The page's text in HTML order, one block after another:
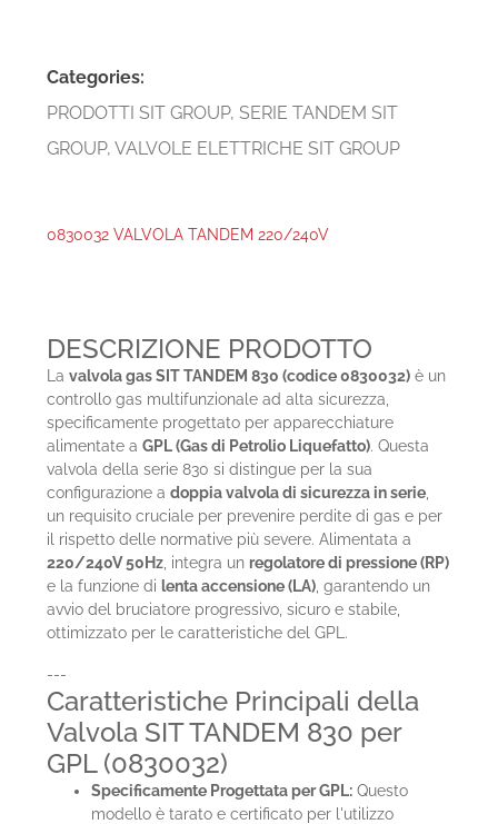
Categories:
PRODOTTI SIT GROUP,SERIE TANDEM SIT
GROUP,VALVOLE ELETTRICHE SIT GROUP
0830032 VALVOLA TANDEM 220/240V
DESCRIZIONE PRODOTTO
Lavalvola gas SIT TANDEM 830 (codice 0830032) è un
controllo gas multifunzionale ad alta sicurezza,
specificamente progettato per apparecchiature
alimentate aGPL (Gas di Petrolio Liquefatto). Questa
valvola della serie 830 si distingue per la sua
configurazione adoppia valvola di sicurezza in serie
un requisito cruciale per prevenire perdite di gas e per
il rispetto delle normative più severe. Alimentata a
220/240V 50Hz , integra unregolatore di pressione (RP)
e la funzione di lenta accensione (LA) , garantendo un
avvio del bruciatore progressivo, sicuro e stabile,
ottimizzato per le caratteristiche del GPL.
---
Caratteristiche Principali della
Valvola SIT TANDEM 830 per
GPL (0830032)
Specificamente Progettata per GPL: Questo
modello è tarato e certificato per l'utilizzo